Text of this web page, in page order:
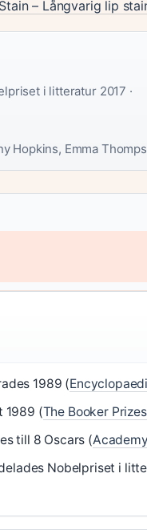
– Långvarig lip
i litteratur 2017 ·
Hopkins, Emma
1989 (
1989 (The Booker
till 8 Oscars (
Nobelpriset i